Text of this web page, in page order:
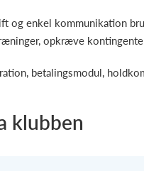
og enkel kommunikation
opkræve
betalingsmodul,
klubben